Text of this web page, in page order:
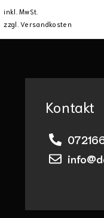
inkl. MwSt.
zzgl.Versandkosten
Kontakt